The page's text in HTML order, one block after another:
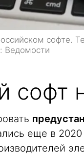
софте.
Ведомости
софт
еще в